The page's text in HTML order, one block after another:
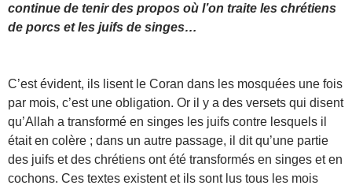
continue de tenir des propos où l’on traite les chrétiens
de porcs et les juifs de singes…
C’est évident, ils lisent le Coran dans les mosquées une fois
par mois, c’est une obligation. Or il y a des versets qui disent
qu’Allah a transformé en singes les juifs contre lesquels il
était en colère ; dans un autre passage, il dit qu’une partie
des juifs et des chrétiens ont été transformés en singes et en
cochons. Ces textes existent et ils sont lus tous les mois